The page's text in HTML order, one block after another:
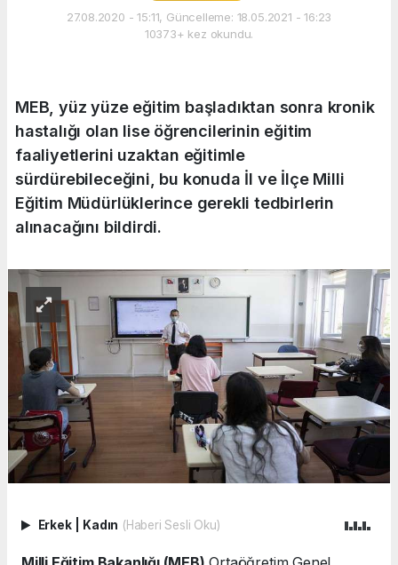
27.08.2020 - 15:11, Güncelleme: 18.05.2021 - 16:23
10373+ kez okundu.
MEB, yüz yüze eğitim başladıktan sonra kronik
hastalığı olan lise öğrencilerinin eğitim
faaliyetlerini uzaktan eğitimle
sürdürebileceğini, bu konuda İl ve İlçe Milli
Eğitim Müdürlüklerince gerekli tedbirlerin
alınacağını bildirdi.
Erkek Kadın (Haberi Sesli Oku)